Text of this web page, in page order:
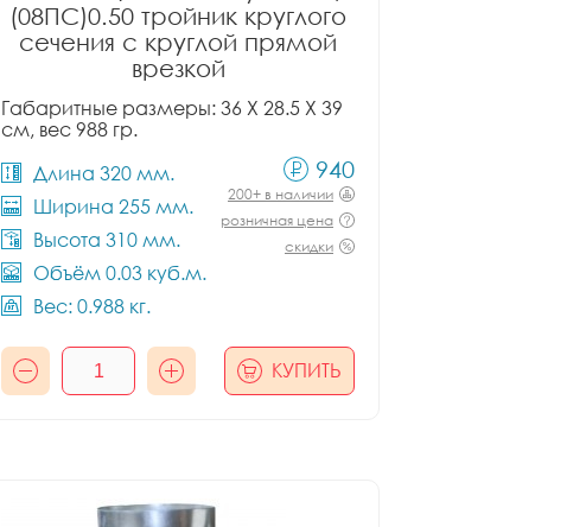
(08ПС)0.50 тройник круглого
сечения с круглой прямой
врезкой
Габаритные размеры: 36 X 28.5 X 39
см, вес 988 гр.
Длина 320 мм.
Ширина 255 мм.
Высота 310 мм.
Объём 0.03 куб.м.
Вес: 0.988 кг.
940
200+ в наличии
розничная цена
скидки
КУПИТЬ